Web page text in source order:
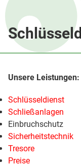
Schlüsseldienst
Schließanlagen
Einbruchschutz
Sicherheitstechnik
Tresore
Preise